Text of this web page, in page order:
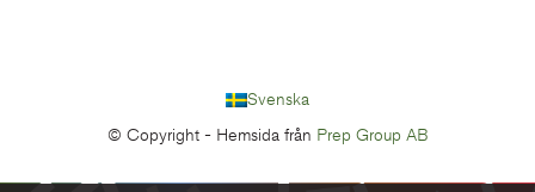
Svenska
© Copyright - Hemsida från Prep Group AB